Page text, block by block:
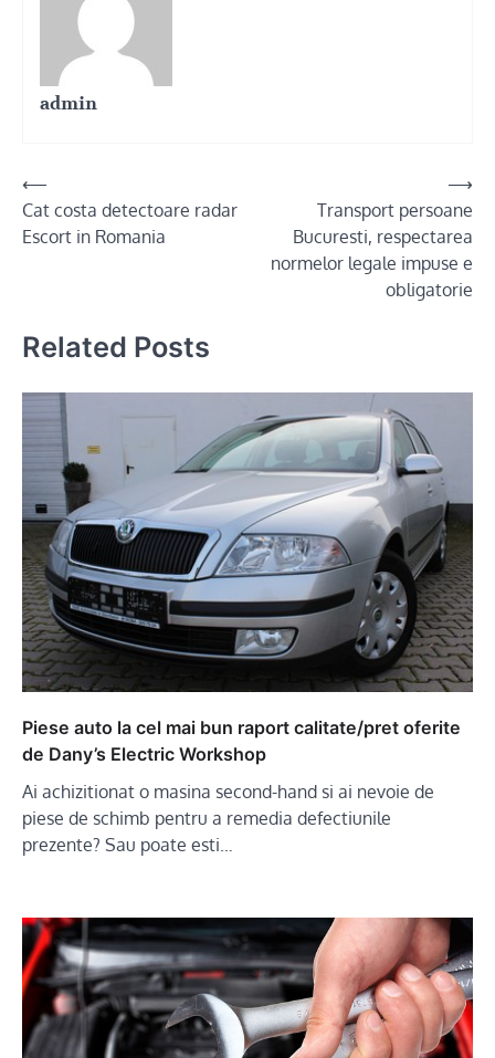
admin
Post
navigation
⟵
Cat costa detectoare radar
Escort in Romania
Transport persoane
Bucuresti, respectarea
normelor legale impuse e
obligatorie
⟶
Related Posts
Piese auto la cel mai bun raport calitate/pret oferite
de Dany’s Electric Workshop
Ai achizitionat o masina second-hand si ai nevoie de
piese de schimb pentru a remedia defectiunile
prezente? Sau poate esti…